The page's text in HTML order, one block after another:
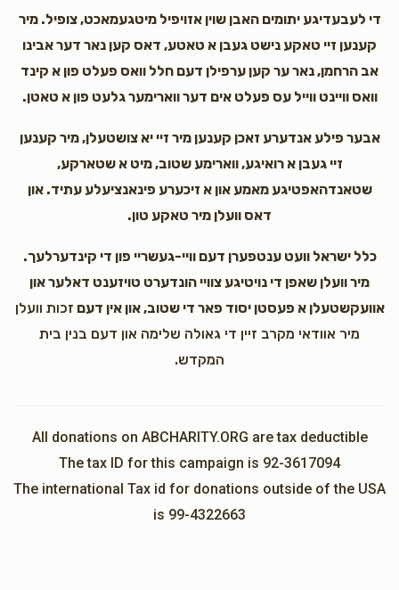
די לעבעדיגע יתומים האבן שוין אזויפיל מיטגעמאכט, צופיל. מיר
קענען זיי טאקע נישט געבן א טאטע, דאס קען נאר דער אבינו
אב הרחמן, נאר ער קען ערפילן דעם חלל וואס פעלט פון א קינד
וואס וויינט ווייל עס פעלט אים דער ווארימער גלעט פון א טאטן.
אבער פילע אנדערע זאכן קענען מיר זיי יא צושטעלן, מיר קענען
זיי געבן א רואיגע, ווארימע שטוב, מיט א שטארקע,
שטאנדהאפטיגע מאמע און א זיכערע פינאנציעלע עתיד. און
דאס וועלן מיר טאקע טון.
כלל ישראל וועט ענטפערן דעם וויי-געשריי פון די קינדערלעך.
מיר וועלן שאפן די נויטיגע צוויי הונדערט טויזענט דאלער און
אוועקשטעלן א פעסטן יסוד פאר די שטוב, און אין דעם זכות וועלן
מיר אוודאי מקרב זיין די גאולה שלימה און דעם בנין בית
המקדש.
All donations on ABCHARITY.ORG are tax deductible
The tax ID for this campaign is 92-3617094
The international Tax id for donations outside of the USA
is 99-4322663